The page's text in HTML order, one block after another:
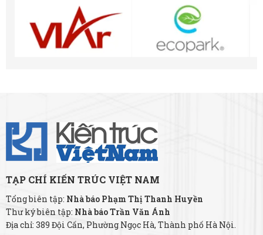
TẠP CHÍ KIẾN TRÚC VIỆT NAM
Tổng biên tập: Nhà báo Phạm Thị Thanh Huyền
Thư ký biên tập: Nhà báo Trần Văn Ánh
Địa chỉ: 389 Đội Cấn, Phường Ngọc Hà, Thành phố Hà Nội.